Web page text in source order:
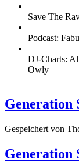
Save The
Podcast:
DJ-Charts:
Owly
Generation
Gespeichert von
Generation